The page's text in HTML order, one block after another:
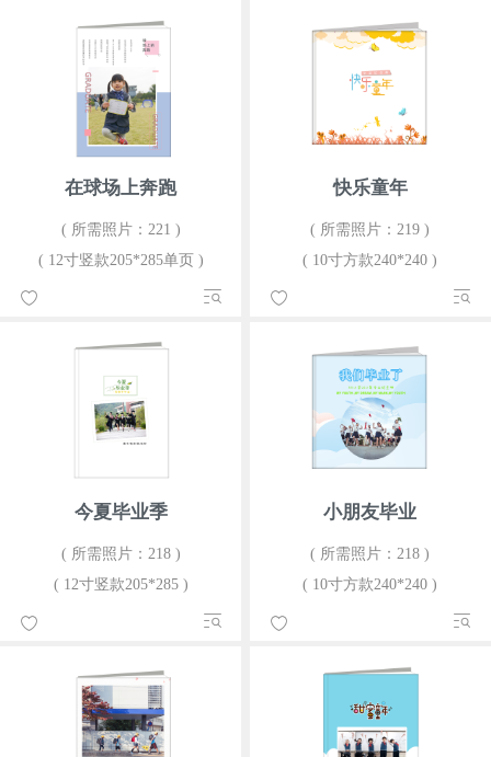
在球场上奔跑
( 所需照片：221 )
( 12寸竖款205*285单页 )
快乐童年
( 所需照片：219 )
( 10寸方款240*240 )
今夏毕业季
( 所需照片：218 )
( 12寸竖款205*285 )
小朋友毕业
( 所需照片：218 )
( 10寸方款240*240 )